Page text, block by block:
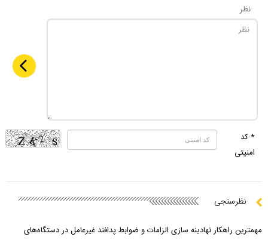
نظر
* کد
امنیتی
نظرسنجی
مهمترین راهکار نهادینه سازی الزامات و ضوابط پدافند غیرعامل در دستگاه‌های